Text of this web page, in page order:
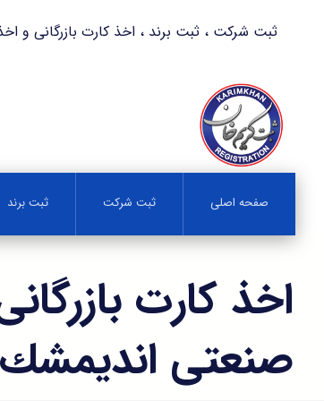
ثبت شرکت ، ثبت برند ، اخذ کارت بازرگانی و اخذ رتبه
صفحه اصلی ثبت شرکت ثبت برند
اخذ کارت
صنعتی انديمشك ۱